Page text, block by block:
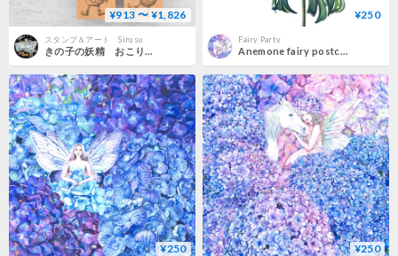
¥913 〜 ¥1,826
スタンプ＆アート Sirusu
きの子の妖精 おこりんぼ（左）といかりんぼ（右）
¥250
Fairy Party
Anemone fairy postcard
¥250 ¥250